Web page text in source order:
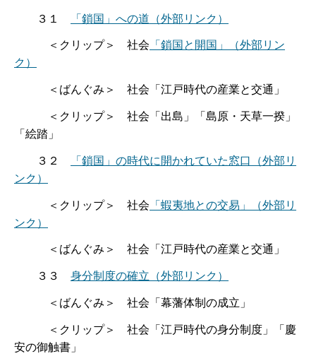
３１ 「鎖国」への道 （外部リンク）
＜クリップ＞ 社会 「鎖国と開国」
（外部リン
ク）
＜ばんぐみ＞ 社会「江戸時代の産業と交通」
＜クリップ＞ 社会「出島」「島原・天草一揆」
「絵踏」
３２ 「鎖国」の時代に開かれていた窓口
（外部リ
ンク）
＜クリップ＞ 社会 「蝦夷地との交易」
（外部リ
ンク）
＜ばんぐみ＞ 社会「江戸時代の産業と交通」
３３ 身分制度の確立 （外部リンク）
＜ばんぐみ＞ 社会「幕藩体制の成立」
＜クリップ＞ 社会「江戸時代の身分制度」「慶
安の御触書」